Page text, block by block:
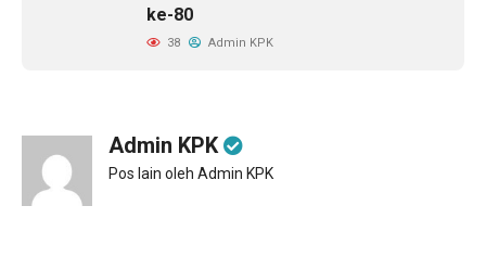
ke-80
38 Admin KPK
Admin KPK
Pos lain oleh Admin KPK